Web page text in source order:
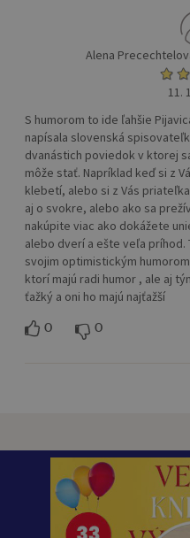
Alena
11.
S humorom to ide ľahšie
napísala slovenská
dvanástich poviedok v ktorej
môže stať. Napríklad keď si z
klebetí, alebo si z Vás
aj o svokre, alebo ako sa
nakúpite viac ako dokážete
alebo dverí a ešte veľa príhod.
svojim optimistickým
ktorí majú radi humor , ale aj
ťažký a oni ho majú najťažší
0 0